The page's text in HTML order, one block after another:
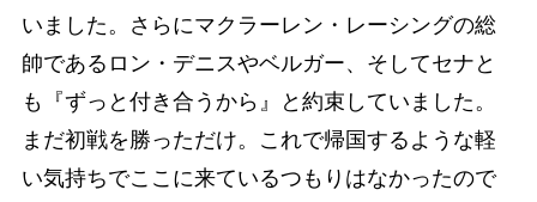
いました。さらにマクラーレン・レーシングの総
帥であるロン・デニスやベルガー、そしてセナと
も『ずっと付き合うから』と約束していました。
まだ初戦を勝っただけ。これで帰国するような軽
い気持ちでここに来ているつもりはなかったので